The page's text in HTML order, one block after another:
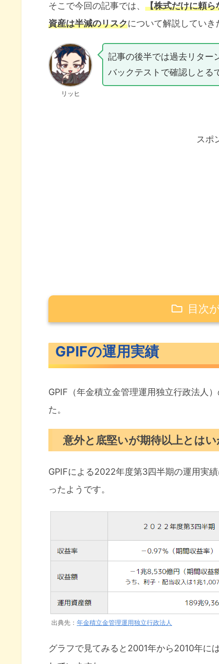
そこで今回の記事では、 【株式だけに頼ら
資産は半減のリスクについて解説してい
リッヒ
記事の後半では過去リター
バックテストで確認しとる
スポ
目次
意外と底堅いが期待以上とはい
GPIFのポートフォリオは
直近10年は株式のリターンが大
株式が強かった2010年代
株式一強の時代ばかりではない
株式が劣後した2000年代
GPIFの運用実績
GPIF（年金積立金管理運用独立行政法人
た。
意外と底堅いが期待以上とは
GPIFによる2022年度第3四半期の運用実
ったようです。
出典先： 年金積立金管理運用独立行政法人
グラフで見てみると2001年から2010年に